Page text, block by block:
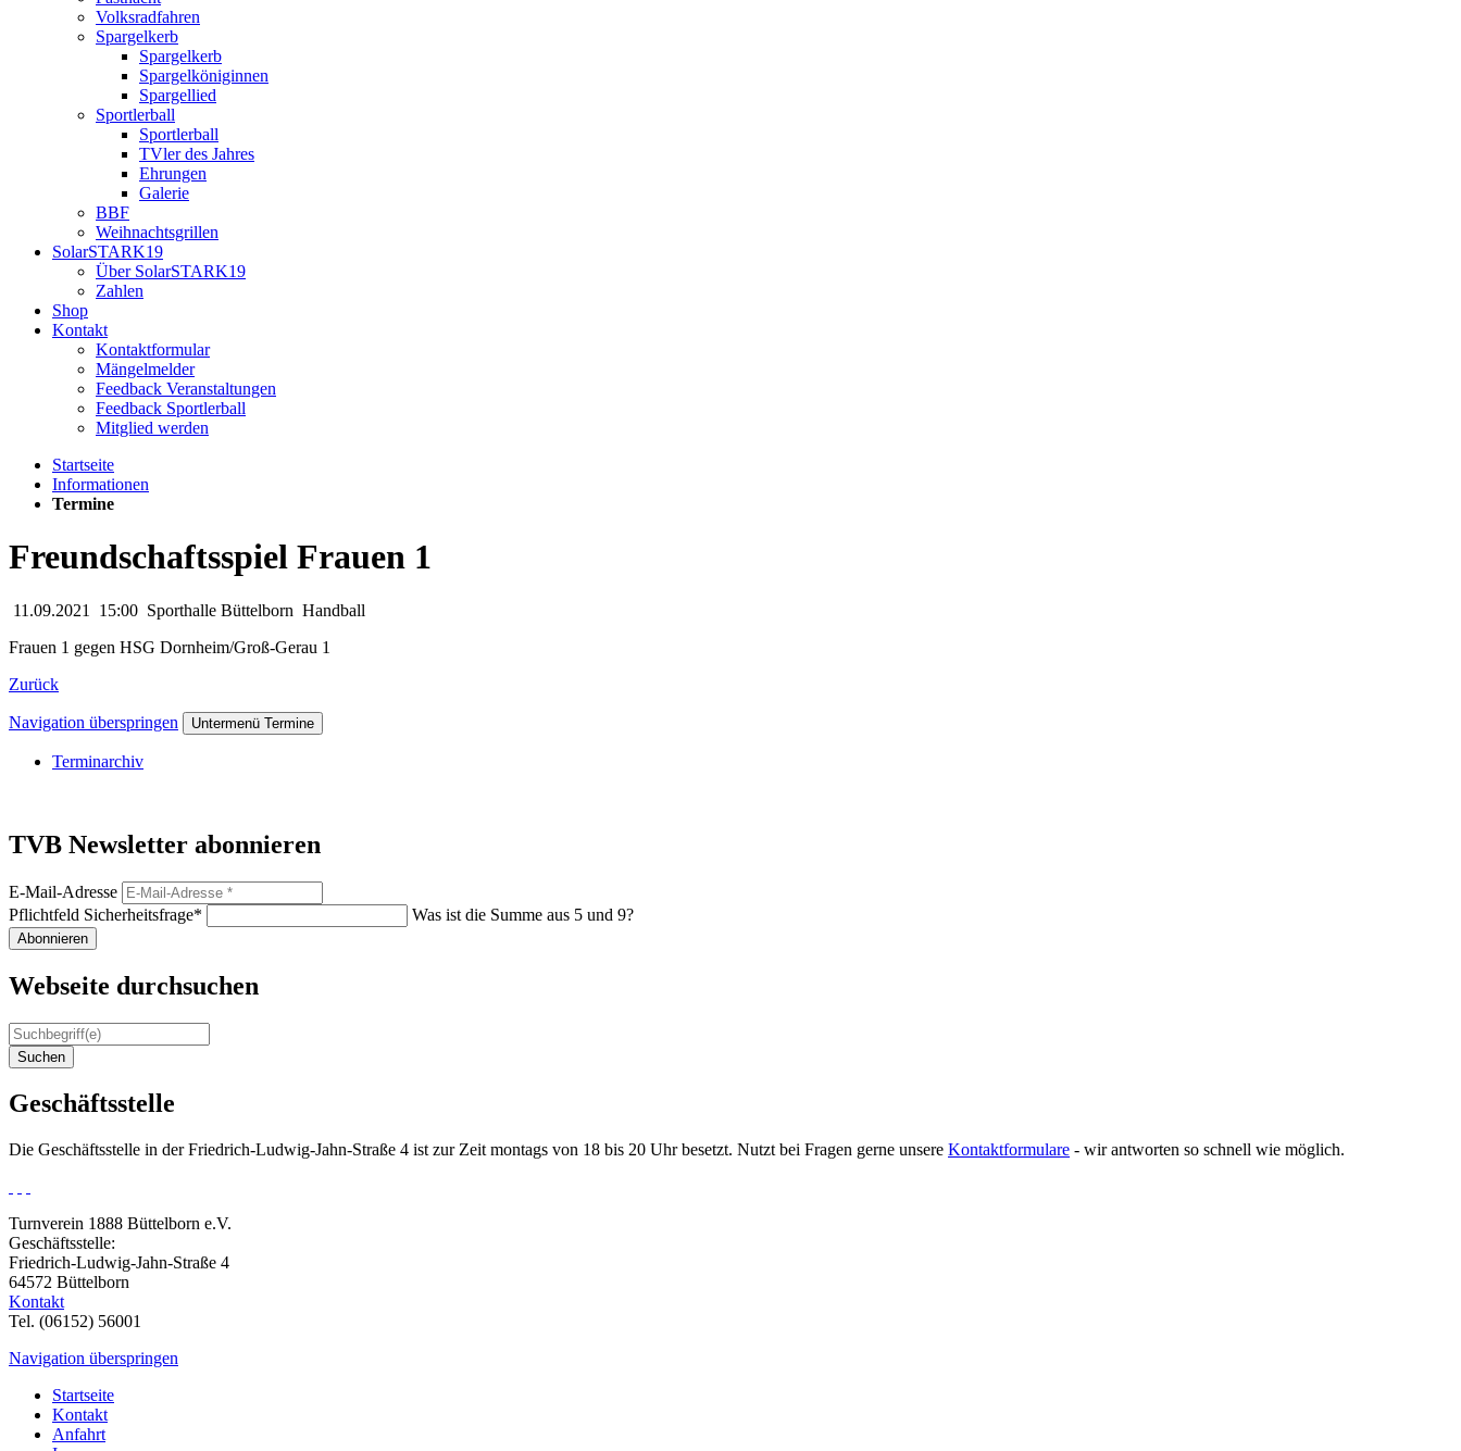
Volksradfahren
Spargelkerb
Spargelkerb
Spargelköniginnen
Spargellied
Sportlerball
Sportlerball
TVler des Jahres
Ehrungen
Galerie
BBF
Weihnachtsgrillen
SolarSTARK19
Über SolarSTARK19
Zahlen
Shop
Kontakt
Kontaktformular
Mängelmelder
Feedback Veranstaltungen
Feedback Sportlerball
Mitglied werden
Startseite
Informationen
Termine
Freundschaftsspiel Frauen 1
11.09.2021 15:00 Sporthalle Büttelborn Handball
Frauen 1 gegen HSG Dornheim/Groß-Gerau 1
Zurück
Navigation überspringen Untermenü Termine
Terminarchiv
TVB Newsletter abonnieren
E-Mail-Adresse
Pflichtfeld Sicherheitsfrage* Was ist die Summe aus 5 und 9?
Abonnieren
Webseite durchsuchen
Suchen
Geschäftsstelle
Die Geschäftsstelle in der Friedrich-Ludwig-Jahn-Straße 4 ist zur Zeit montags von 18 bis 20 Uhr besetzt. Nutzt bei Fragen gerne unsere Kontaktformulare - wir antworten so schnell wie möglich.
Turnverein 1888 Büttelborn e.V.
Geschäftsstelle:
Friedrich-Ludwig-Jahn-Straße 4
64572 Büttelborn
Kontakt
Tel. (06152) 56001
Navigation überspringen
Startseite
Kontakt
Anfahrt